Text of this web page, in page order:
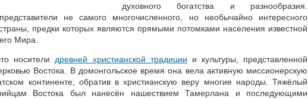
духовного богатства и разнообразия.
не самого многочисленного, но необычайно интересного
предки которых являются прямыми потомками населения известной
Мира.
носители древней христианской традиции и культуры, представленной
Востока. В домонгольское время она вела активную миссионерскую
континенте, обратив в христианскую веру многие народы. Тяжёлый
Востока был нанесён нашествием Тамерлана и последующими